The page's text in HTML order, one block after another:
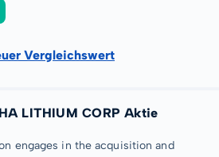
Vergleichswert
LITHIUM CORP Aktie
engages in the acquisition and